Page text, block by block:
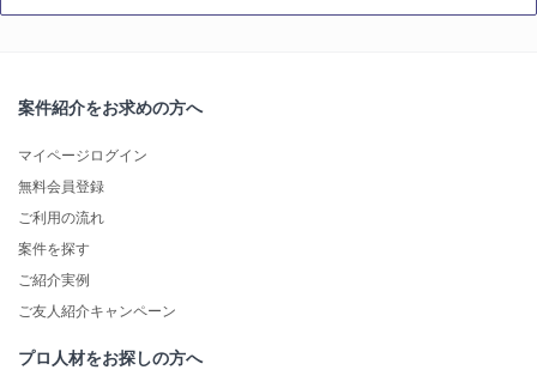
案件紹介をお求めの方へ
マイページログイン
無料会員登録
ご利用の流れ
案件を探す
ご紹介実例
ご友人紹介キャンペーン
プロ人材をお探しの方へ